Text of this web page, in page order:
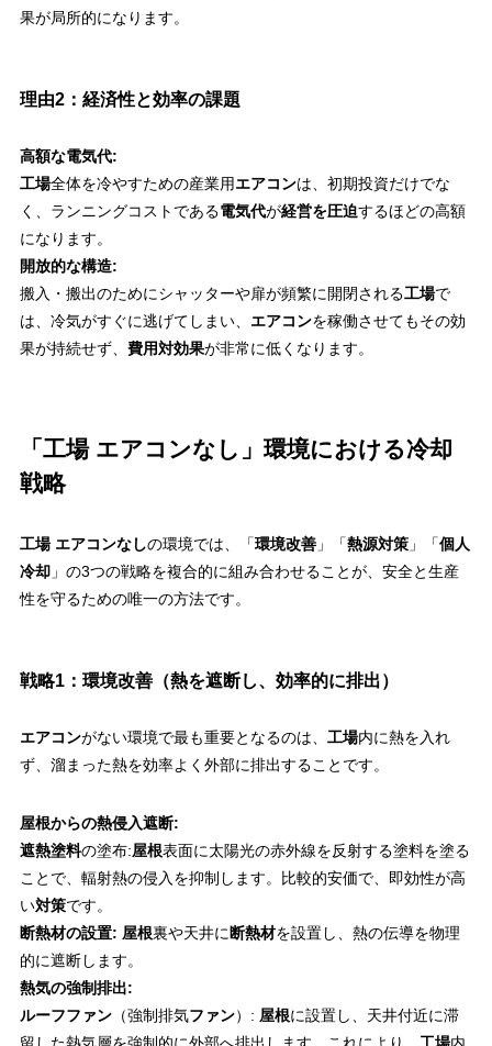
果が局所的になります。
理由2：経済性と効率の課題
高額な電気代:
工場全体を冷やすための産業用エアコンは、初期投資だけでな
く、ランニングコストである電気代が経営を圧迫するほどの高額
になります。
開放的な構造:
搬入・搬出のためにシャッターや扉が頻繁に開閉される工場で
は、冷気がすぐに逃げてしまい、 エアコンを稼働させてもその効
果が持続せず、 費用対効果が非常に低くなります。
「工場 エアコンなし」環境における冷却
戦略
工場 エアコンなしの環境では、「環境改善」「熱源対策」「個人
冷却 」の3つの戦略を複合的に組み合わせることが、安全と生産
性を守るための唯一の方法です。
戦略1：環境改善（熱を遮断し、効率的に排出）
エアコンがない環境で最も重要となるのは、 工場内に熱を入れ
ず、溜まった熱を効率よく外部に排出することです。
屋根からの熱侵入遮断:
遮熱塗料の塗布:屋根表面に太陽光の赤外線を反射する塗料を塗る
ことで、輻射熱の侵入を抑制します。比較的安価で、即効性が高
い対策です。
断熱材の設置: 屋根裏や天井に 断熱材を設置し、熱の伝導を物理
的に遮断します。
熱気の強制排出:
ルーフファン（強制排気ファン）: 屋根に設置し、天井付近に滞